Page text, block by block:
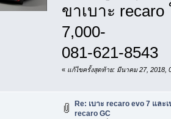
ขาเบาะ
7,000-
081-621-8543
« แก้ไขครั้งสุดท้าย: มีนาคม 27, 2018,
Re: เบาะ recaro evo 7 และ
recaro GC